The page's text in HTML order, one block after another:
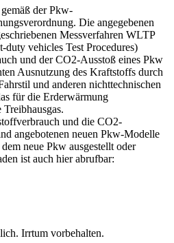
der Pkw-
Die angegebenen
Messverfahren WLTP
vehicles Test Procedures)
und der CO2-Ausstoß eines Pkw
Ausnutzung des Kraftstoffs durch
und anderen nichttechnischen
für die Erderwärmung
und die CO2-
angebotenen neuen Pkw-Modelle
neue Pkw ausgestellt oder
ist auch hier abrufbar:
Irrtum vorbehalten.